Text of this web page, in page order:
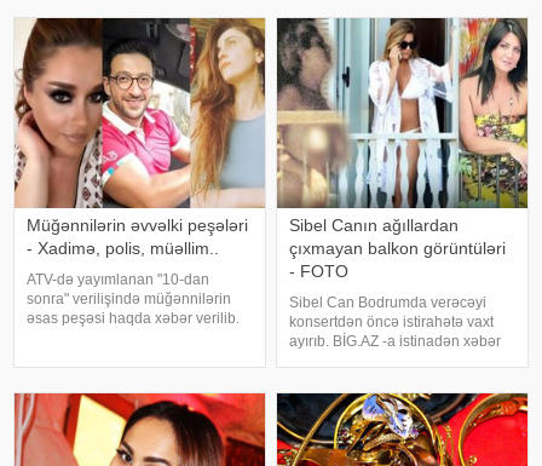
və İncəsənə
özünüzü
zəhərləyirsiniz.Xərçəngə,vərəmə
yol açan bu mənfi vərdişinizə son
qoymağı
Müğənnilərin əvvəlki peşələri
- Xadimə, polis, müəllim..
ATV-də yayımlanan "10-dan
sonra" verilişində müğənnilərin
əsas peşəsi haqda xəbər verilib.
Baloğlan Əşrəfov kənddə müəlli
Sibel Canın ağıllardan
çıxmayan balkon görüntüləri
- FOTO
Sibel Can Bodrumda verəcəyi
konsertdən öncə istirahətə vaxt
ayırıb. BİG.AZ -a istinadən xəbər
Müğənni dəbdən düşməyən
balkon pozunu bu dəfə də Çeşmə
bölgəsind